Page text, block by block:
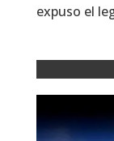
expuso el